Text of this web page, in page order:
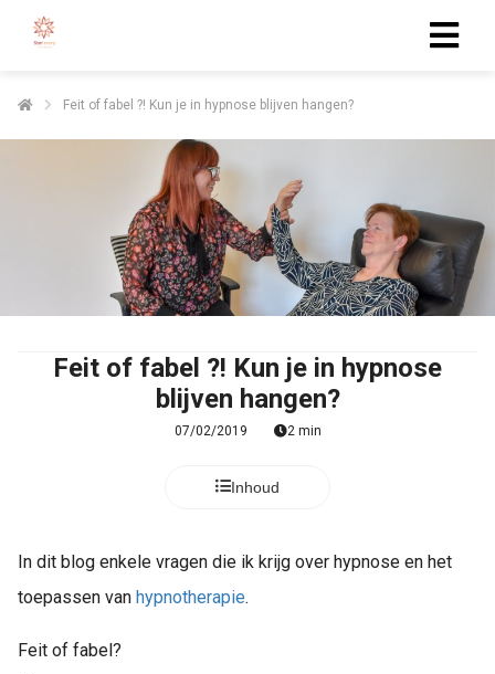
Feit of fabel ?! Kun je in hypnose blijven hangen?
Feit of fabel ?! Kun je in hypnose
blijven hangen?
07/02/2019 2 min
Inhoud
In dit blog enkele vragen die ik krijg over hypnose en het
toepassen van hypnotherapie.
Feit of fabel?